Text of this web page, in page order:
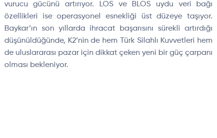
vurucu gücünü artırıyor. LOS ve BLOS uydu veri bağı
özellikleri ise operasyonel esnekliği üst düzeye taşıyor.
Baykar’ın son yıllarda ihracat başarısını sürekli artırdığı
düşünüldüğünde, K2’nin de hem Türk Silahlı Kuvvetleri hem
de uluslararası pazar için dikkat çeken yeni bir güç çarpanı
olması bekleniyor.